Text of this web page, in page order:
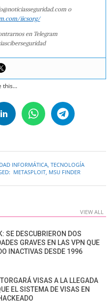
o
iicsorg/
en Telegram
this...
INFORMÁTICA, TECNOLOGÍA
METASPLOIT, MSU FINDER
VIEW ALL
SE DESCUBRIERON DOS
GRAVES EN LAS VPN QUE
INACTIVAS DESDE 1996
VISAS A LA LLEGADA
EL SISTEMA DE VISAS EN